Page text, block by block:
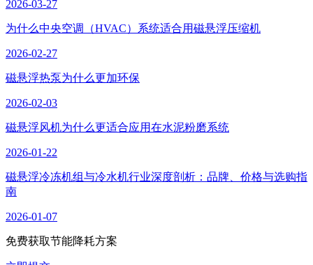
2026-03-27
为什么中央空调（HVAC）系统适合用磁悬浮压缩机
2026-02-27
磁悬浮热泵为什么更加环保
2026-02-03
磁悬浮风机为什么更适合应用在水泥粉磨系统
2026-01-22
磁悬浮冷冻机组与冷水机行业深度剖析：品牌、价格与选购指
南
2026-01-07
免费获取节能降耗方案